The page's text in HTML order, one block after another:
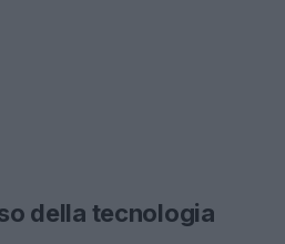
della tecnologia